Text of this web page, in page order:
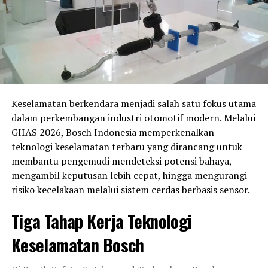
Wardhana, Fadli Rigani, hinggaAqshal Ilham
Safatulah. Sementara di kelasTVS Asia, terdapat
dan Fadhil Algasaniyang siap bersaing
memperebutkan podium.
Persaingan di kelasAsia Production 250 (AP250)juga
dipastikan berlangsung sengit. Indonesia menurunkan
11 pembalap, termasukFahmi Basam, Galang Hendra
Pratama, Candra Hermawan , sertaIrfan Ardiansyah
yang tampil melalui jalur wildcard usai tampil impresif
di Mandalika Racing Series 2026. Wakil tuan rumah NTB,
Aldiaz Aqsal Ismaya, juga siap memanfaatkan
dukungan publik lokal.
berada di pundak Muhammad Faerozi,Wahyu
Nugroho
Herjun Atna Firdaus
Aditama, sertaFelix Putra Mulya
Keselamatan berkendara menjadi salah satu fokus utama
dalam perkembangan industri otomotif modern. Melalui
GIIAS 2026, Bosch Indonesia memperkenalkan
teknologi keselamatan terbaru yang dirancang untuk
membantu pengemudi mendeteksi potensi bahaya,
mengambil keputusan lebih cepat, hingga mengurangi
risiko kecelakaan melalui sistem cerdas berbasis sensor.
Tiga Tahap Kerja Teknologi
Keselamatan Bosch